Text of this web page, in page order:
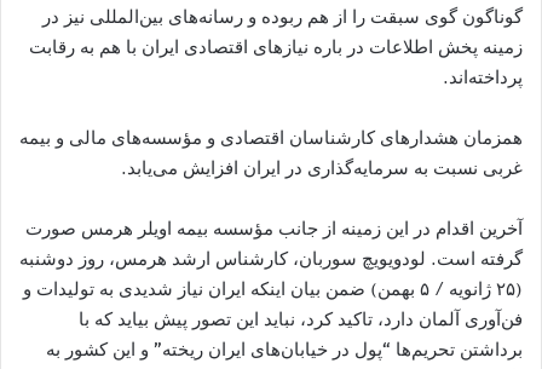
گوناگون گوی سبقت را از هم ربوده و رسانه‌های بین‌المللی نیز در
زمینه پخش اطلاعات در باره نیازهای اقتصادی ایران با هم به رقابت
پرداخته‌اند.
همزمان هشدارهای کارشناسان اقتصادی و مؤسسه‌های مالی و بیمه
غربی نسبت به سرمایه‌گذاری در ایران افزایش می‌یابد.
آخرین اقدام در این زمینه از جانب مؤسسه بیمه اویلر هرمس صورت
گرفته است. لودویویچ سوربان، کارشناس ارشد هرمس، روز دوشنبه
(۲۵ ژانویه / ۵ بهمن) ضمن بیان اینکه ایران نیاز شدیدی به تولیدات و
فن‌آوری آلمان دارد، تاکید کرد، نباید این تصور پیش بیاید که با
برداشتن تحریم‌‌ها “پول در خیابان‌های ایران ریخته” و این کشور به